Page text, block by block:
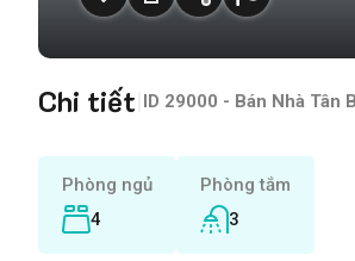
Chi tiết ID 29000 - Bán Nhà Tân
Phòng ngủ
4
Phòng tắm
3